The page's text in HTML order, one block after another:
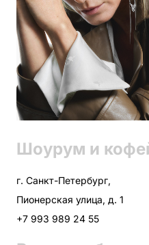
Шоурум и
г. Санкт-Петербург,
Пионерская улица, д. 1
+7 993 989 24 55